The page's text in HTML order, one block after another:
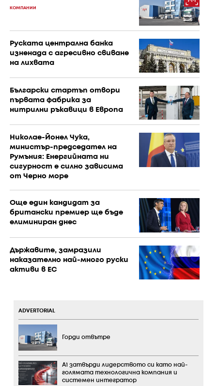
КОМПАНИИ
Руската централна банка
изненада с агресивно свиване
на лихвата
Български стартъп отвори
първата фабрика за
нитрилни ръкавици в Европа
Николае-Йонел Чука,
министър-председател на
Румъния: Енергийната ни
сигурност е силно зависима
от Черно море
Още един кандидат за
британски премиер ще бъде
елиминиран днес
Държавите, замразили
наказателно най-много руски
активи в ЕС
ADVERTORIAL
Горди отвътре
А1 затвърди лидерството си като най-
голямата технологична компания и
системен интегратор